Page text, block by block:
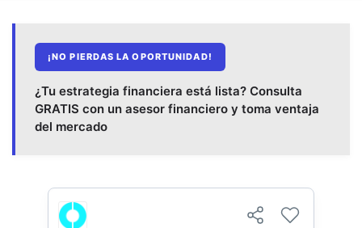
¡NO PIERDAS LA OPORTUNIDAD!
¿Tu estrategia financiera está lista? Consulta
GRATIS con un asesor financiero y toma ventaja
del mercado